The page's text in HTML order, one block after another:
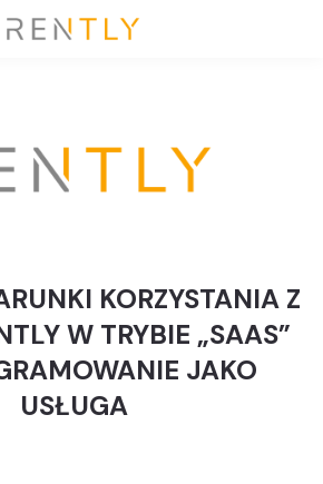
KORZYSTANIA Z
W TRYBIE „SAAS”
JAKO
USŁUGA